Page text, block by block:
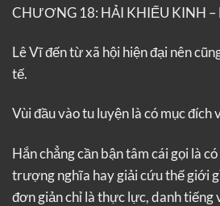
CHƯƠNG 18: HẢI KHIẾU KINH –
Lê Vĩ đến từ xã hội hiện đại nên
tế.
Vùi đầu vào tu luyện là có mục đích
Hắn chẳng cần bận tâm cái gọi là
trượng nghĩa hay giải cứu thế giới
đơn giản chỉ là thực lực, danh tiếng